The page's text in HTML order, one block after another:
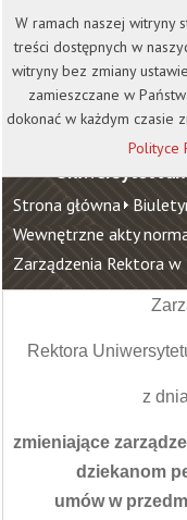
Wirtualna Uczelnia
Uniwersytet
Strona główna
Wewnętrzne akty
Zarządzenia Rektora
Rektora
z
zmieniające
dziekanom
umów w
W ramach naszej witryny
treści dostępnych w
witryny bez zmiany
zamieszczane w
dokonać w każdym czasie
Polityce